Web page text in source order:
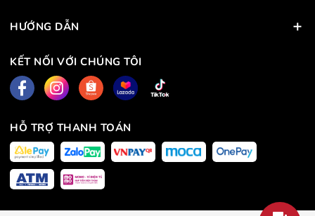
HƯỚNG DẪN
KẾT NỐI VỚI CHÚNG TÔI
HỖ TRỢ THANH TOÁN